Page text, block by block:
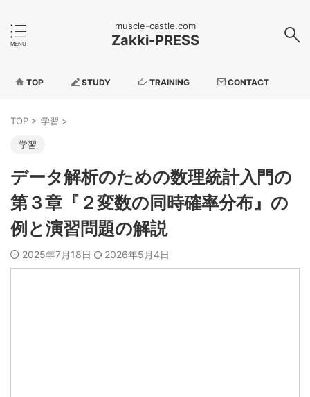
muscle-castle.com
Zakki-PRESS
TOP STUDY TRAINING CONTACT
TOP > 学習 >
学習
データ解析のための数理統計入門の
第３章『２変数の同時確率分布』の
例と演習問題の解説
2025年7月18日 2026年5月4日